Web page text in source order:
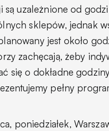
są uzależnione od
sklepów, jednak
jest około
zachęcają, żeby
się o dokładne
pełny
poniedziałek,